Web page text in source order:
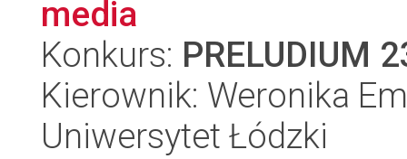
media
Konkurs: PRELUDIUM
Kierownik: Weronika
Uniwersytet Łódzki